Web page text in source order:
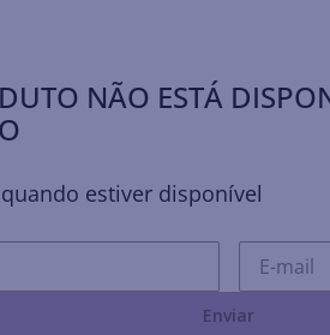
NÃO ESTÁ
estiver disponível
Enviar